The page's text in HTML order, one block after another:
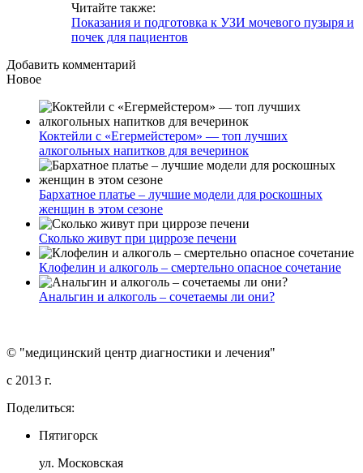
Читайте также:
Показания и подготовка к УЗИ мочевого пузыря и
почек для пациентов
Добавить комментарий
Новое
Коктейли с «Егермейстером» — топ лучших
алкогольных напитков для вечеринок
Бархатное платье – лучшие модели для роскошных
женщин в этом сезоне
Сколько живут при циррозе печени
Клофелин и алкоголь – смертельно опасное сочетание
Анальгин и алкоголь – сочетаемы ли они?
© "медицинский центр диагностики и лечения"
c 2013 г.
Поделиться:
Пятигорск
ул. Московская